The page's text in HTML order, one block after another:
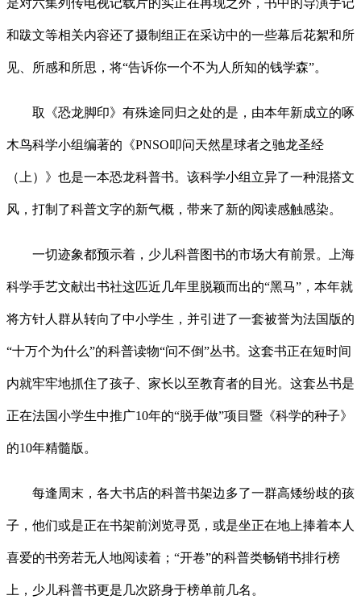
是对六集列传电视记载片的实正在再现之外，书中的导演手记
和跋文等相关内容还了摄制组正在采访中的一些幕后花絮和所
见、所感和所思，将“告诉你一个不为人所知的钱学森”。
取《恐龙脚印》有殊途同归之处的是，由本年新成立的啄
木鸟科学小组编著的《PNSO叩问天然星球者之驰龙圣经
（上）》也是一本恐龙科普书。该科学小组立异了一种混搭文
风，打制了科普文字的新气概，带来了新的阅读感触感染。
一切迹象都预示着，少儿科普图书的市场大有前景。上海
科学手艺文献出书社这匹近几年里脱颖而出的“黑马”，本年就
将方针人群从转向了中小学生，并引进了一套被誉为法国版的
“十万个为什么”的科普读物“问不倒”丛书。这套书正在短时间
内就牢牢地抓住了孩子、家长以至教育者的目光。这套丛书是
正在法国小学生中推广10年的“脱手做”项目暨《科学的种子》
的10年精髓版。
每逢周末，各大书店的科普书架边多了一群高矮纷歧的孩
子，他们或是正在书架前浏览寻觅，或是坐正在地上捧着本人
喜爱的书旁若无人地阅读着；“开卷”的科普类畅销书排行榜
上，少儿科普书更是几次跻身于榜单前几名。